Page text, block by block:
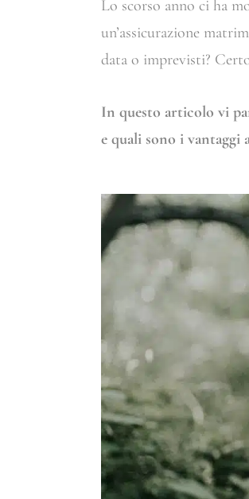
Lo scorso anno ci ha
un’assicurazione
data o imprevisti?
In questo articolo vi
e quali sono i